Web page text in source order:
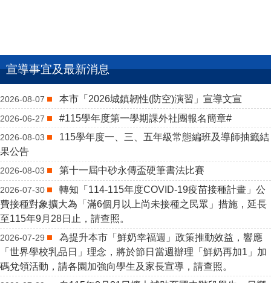
宣導事宜及最新消息
2026-08-07 本市「2026城鎮韌性(防空)演習」宣導文宣
2026-06-27 #115學年度第一學期課外社團報名簡章#
2026-08-03
115學年度一、三、五年級常態編班及導師抽籤結
果公告
2026-08-03 第十一屆中砂永傳盃硬筆書法比賽
2026-07-30
轉知「114-115年度COVID-19疫苗接種計畫」公
費接種對象擴大為「滿6個月以上尚未接種之民眾」措施，延長
至115年9月28日止，請查照。
2026-07-29
為提升本市「鮮奶幸福週」政策推動效益，響應
「世界學校乳品日」理念，將於節日當週辦理「鮮奶再加1」加
碼兌領活動，請各園加強向學生及家長宣導，請查照。